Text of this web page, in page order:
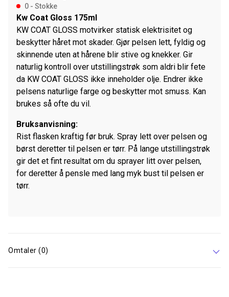
0 - Stokke
Kw Coat Gloss 175ml
KW COAT GLOSS motvirker statisk elektrisitet og
beskytter håret mot skader. Gjør pelsen lett, fyldig og
skinnende uten at hårene blir stive og knekker. Gir
naturlig kontroll over utstillingstrøk som aldri blir fete
da KW COAT GLOSS ikke inneholder olje. Endrer ikke
pelsens naturlige farge og beskytter mot smuss. Kan
brukes så ofte du vil.
Bruksanvisning:
Rist flasken kraftig før bruk. Spray lett over pelsen og
børst deretter til pelsen er tørr. På lange utstillingstrøk
gir det et fint resultat om du sprayer litt over pelsen,
for deretter å pensle med lang myk bust til pelsen er
tørr.
Omtaler (0)